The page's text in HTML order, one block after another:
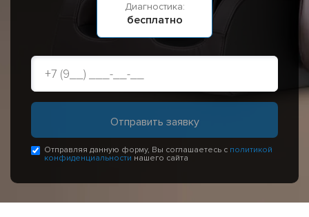
Диагностика:
бесплатно
Отправляя данную форму, Вы соглашаетесь с политикой
конфиденциальности нашего сайта